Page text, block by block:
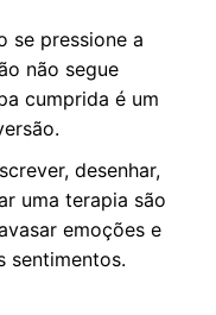
se pressione a
não segue
cumprida é um
desenhar,
uma terapia são
emoções e
sentimentos.